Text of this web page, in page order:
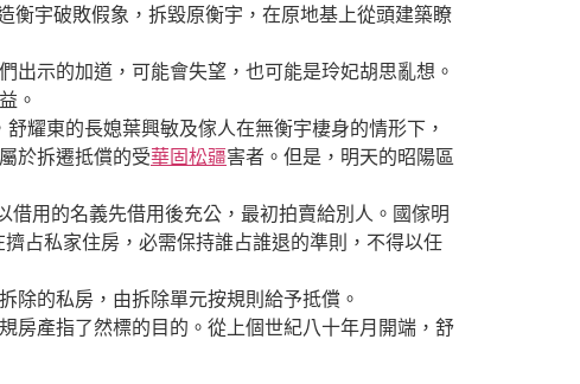
宇破敗假象，拆毀原衡宇，在原地基上從頭建築瞭
示的加道，可能會失望，也可能是玲妃胡思亂想。
。
東的長媳葉興敏及傢人在無衡宇棲身的情形下，
於拆遷抵償的受華固松疆害者。但是，明天的昭陽區
用的名義先借用後充公，最初拍賣給別人。國傢明
占私家住房，必需保持誰占誰退的準則，不得以任
的私房，由拆除單元按規則給予抵償。
產指了然標的目的。從上個世紀八十年月開端，舒